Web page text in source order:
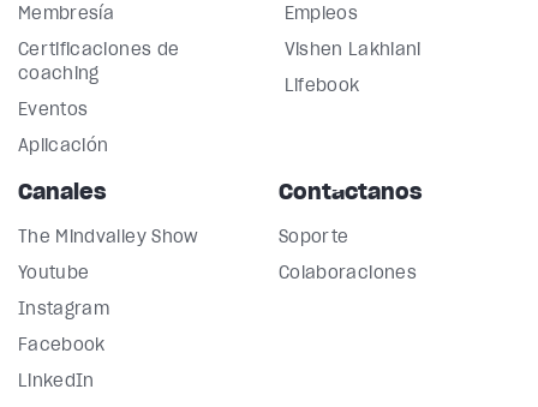
Membresía
Certificaciones de
coaching
Eventos
Aplicación
Empleos
Vishen Lakhiani
Lifebook
Canales
The Mindvalley Show
Youtube
Instagram
Facebook
LinkedIn
Contáctanos
Soporte
Colaboraciones